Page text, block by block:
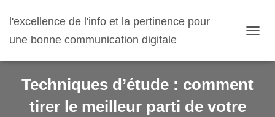
l'excellence de l'info et la pertinence pour
une bonne communication digitale
V
I
Techniques d’étude : comment
tirer le meilleur parti de votre